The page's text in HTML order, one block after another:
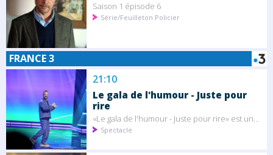
Saison 1 épisode 6
Série/Feuilleton Policier
FRANCE 3
21:10
Le gala de l'humour - Juste pour
rire
«Le gala de l'humour - Juste pour rire» est un...
Spectacle